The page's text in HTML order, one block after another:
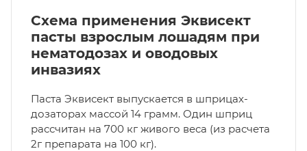
Схема применения Эквисект
пасты взрослым лошадям при
нематодозах и оводовых
инвазиях
Паста Эквисект выпускается в шприцах-
дозаторах массой 14 грамм. Один шприц
рассчитан на 700 кг живого веса (из расчета
2г препарата на 100 кг).